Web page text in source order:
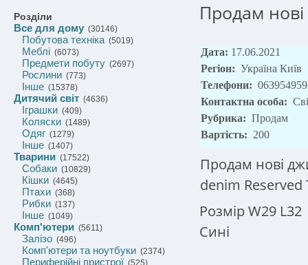
Розділи
Все для дому (30146)
Побутова техніка(5019)
Меблі (6073)
Предмети побуту (2697)
Рослини (773)
Інше (15378)
Дитячий світ (4636)
Іграшки (409)
Коляски (1489)
Одяг (1279)
Інше (1407)
Тварини (17522)
Собаки (10829)
Кішки (4645)
Птахи (368)
Рибки (137)
Інше (1049)
Комп'ютери (5611)
Залізо (496)
Комп'ютери та ноутбуки (2374)
Периферійні пристрої (525)
Продам
Дата: 17.06.2021
Регіон: Україна Київ
Телефони:
Контактна особа:
Рубрика: Продам
Вартість: 200
Продам нові
denim Reserved
Розмір W29 L32
Сині